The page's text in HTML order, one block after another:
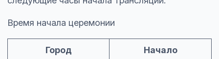
Время начала церемонии
Город Начало